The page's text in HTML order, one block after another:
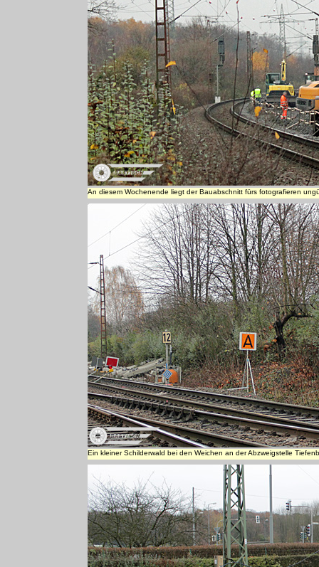
An diesem Wochenende liegt der Bauabschnitt fürs fotografieren
Ein kleiner Schilderwald bei den Weichen an der Abzweigstelle